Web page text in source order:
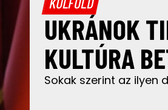
UKRÁNOK
KULTÚRA
Sokak szerint az ilyen